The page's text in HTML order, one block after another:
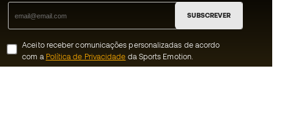
SUBSCREVER
Aceito receber comunicações personalizadas de acordo
com a Política de Privacidade da Sports Emotion.